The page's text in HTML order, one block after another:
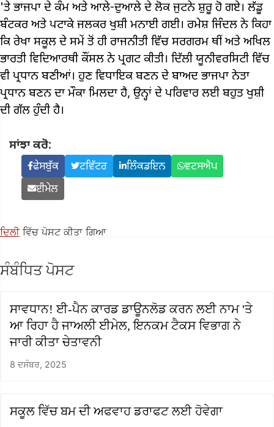
'ਤੇ ਭਾਜਪਾ ਦੇ ਕੰਮ ਅਤੇ ਆਲੇ-ਦੁਆਲੇ ਦੇ ਲੋਕ ਜੁਟਨੇ ਸ਼ੁਰੂ ਹੋ ਗਏ। ਲੱਡੂ
ਬੰਟਕਰ ਅਤੇ ਪਟਾਕੇ ਜਲਕਰ ਖੁਸ਼ੀ ਮਨਾਈ ਗਈ। ਰਮੇਸ਼ ਜਿੰਦਲ ਨੇ ਕਿਹਾ
ਕਿ ਰੇਖਾ ਸਕੂਲ ਦੇ ਸਮੇਂ ਤੋਂ ਹੀ ਰਾਜਨੀਤੀ ਵਿੱਚ ਸਰਗਰਮ ਥੀਂ ਅਤੇ ਅਖਿਲ
ਭਾਰਤੀ ਵਿਦਿਆਰਥੀ ਕੌਂਸਲ ਨੇ ਪ੍ਰਗਟ ਕੀਤੀ। ਦਿੱਲੀ ਯੂਨੀਵਰਸਿਟੀ ਵਿੱਚ
ਵੀ ਪ੍ਰਧਾਨ ਬਣੀਆਂ। ਹੁਣ ਵਿਧਾਇਕ ਬਣਨ ਦੇ ਬਾਅਦ ਭਾਜਪਾ ਨੇਤਾ
ਪ੍ਰਧਾਨ ਬਣਨ ਦਾ ਮੌਕਾ ਮਿਲਦਾ ਹੈ, ਉਨ੍ਹਾਂ ਦੇ ਪਰਿਵਾਰ ਲਈ ਬਹੁਤ ਖੁਸ਼ੀ
ਦੀ ਗੱਲ ਹੁੰਦੀ ਹੈ।
ਸਾਂਝਾ ਕਰੋ:
ਫੇਸਬੁੱਕ ਟਵਿੱਟਰ ਲਿੰਕਡਇਨ
ਵਟਸਐਪ
ਈਮੇਲ
ਦਿਲੀਵਿੱਚ ਪੋਸਟ ਕੀਤਾ ਗਿਆ
ਸੰਬੰਧਿਤ ਪੋਸਟ
ਸਾਵਧਾਨ! ਈ-ਪੈਨ ਕਾਰਡ ਡਾਊਨਲੋਡ ਕਰਨ ਲਈ ਨਾਮ 'ਤੇ
ਆ ਰਿਹਾ ਹੈ ਜਾਅਲੀ ਈਮੇਲ, ਇਨਕਮ ਟੈਕਸ ਵਿਭਾਗ ਨੇ
ਜਾਰੀ ਕੀਤਾ ਚੇਤਾਵਨੀ
8 ਦਸੰਬਰ, 2025
ਸਕੂਲ ਵਿੱਚ ਬਮ ਦੀ ਅਫਵਾਹ ਡਰਾਫਟ ਲਈ ਹੋਵੇਗਾ